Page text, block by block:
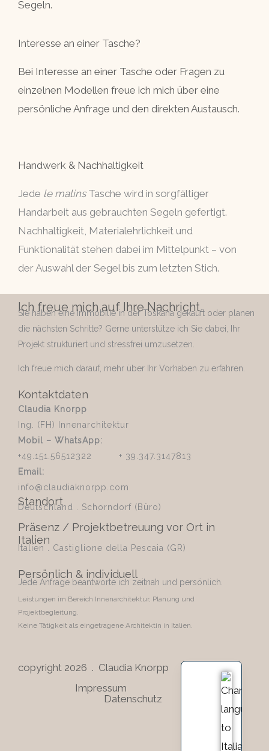
Segeln.
Interesse an einer Tasche?
Bei Interesse an einer Tasche oder Fragen zu
einzelnen Modellen freue ich mich über eine
persönliche Anfrage und den direkten Austausch.
Handwerk & Nachhaltigkeit
Jede le malinsTasche wird in sorgfältiger
Handarbeit aus gebrauchten Segeln gefertigt.
Nachhaltigkeit, Materialehrlichkeit und
Funktionalität stehen dabei im Mittelpunkt – von
der Auswahl der Segel bis zum letzten Stich.
Ich freue mich auf Ihre Nachricht
Sie haben eine Immobilie in der Toskana gekauft oder planen
die nächsten Schritte? Gerne unterstütze ich Sie dabei, Ihr
Projekt strukturiert und stressfrei umzusetzen.
Ich freue mich darauf, mehr über Ihr Vorhaben zu erfahren.
Kontaktdaten
Claudia Knorpp
Ing. (FH) Innenarchitektur
Mobil – WhatsApp:
+49.151.56512322 + 39.347.3147813
Email:
info@claudiaknorpp.com
Standort
Deutschland . Schorndorf (Büro)
Präsenz / Projektbetreuung vor Ort in
Italien
Italien . Castiglione della Pescaia (GR)
Persönlich & individuell
Jede Anfrage beantworte ich zeitnah und persönlich.
Leistungen im Bereich Innenarchitektur, Planung und
Projektbegleitung.
Keine Tätigkeit als eingetragene Architektin in Italien.
copyright 2026 . Claudia Knorpp
Impressum
Datenschutz